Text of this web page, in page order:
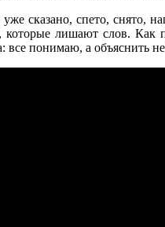
сказано, спето, снято,
лишают слов. Как
все понимаю, а объяснить